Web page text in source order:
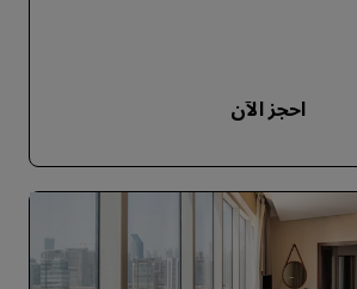
احجز الآن